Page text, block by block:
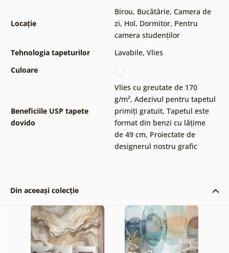
Locație
Birou, Bucătărie, Camera de
zi, Hol, Dormitor, Pentru
camera studenților
Tehnologia tapeturilor
Lavabile, Vlies
Culoare
Beneficiile USP tapete
dovido
Vlies cu greutate de 170
g/m², Adezivul pentru tapetul
primiți gratuit, Tapetul este
format din benzi cu lățime
de 49 cm, Proiectate de
designerul nostru grafic
Din aceeași colecție